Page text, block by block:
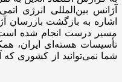
آژانس بین‌المللی انرژی
اشاره به بازگشت بازرسان
تأسیسات هسته‌ای ایران،
شما نمی‌توانید از کشوری